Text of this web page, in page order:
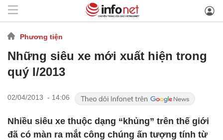
Phương tiện
Những siêu xe mới xuất hiện trong
quý I/2013
02/04/2013 - 14:06
Nhiều siêu xe thuộc dạng “khủng” trên thế giới
đã có màn ra mắt công chúng ấn tượng tính từ